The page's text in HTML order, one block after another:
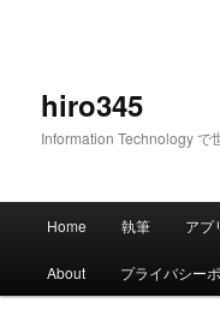
hiro345
Information Technology で
メ
Home 執筆 アプ
About プライバシー